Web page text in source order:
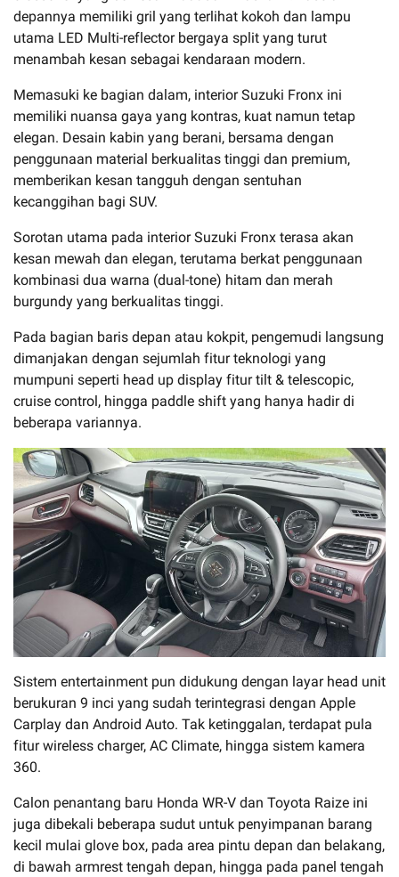
depannya memiliki gril yang terlihat kokoh dan lampu
utama LED Multi-reflector bergaya split yang turut
menambah kesan sebagai kendaraan modern.
Memasuki ke bagian dalam, interior Suzuki Fronx ini
memiliki nuansa gaya yang kontras, kuat namun tetap
elegan. Desain kabin yang berani, bersama dengan
penggunaan material berkualitas tinggi dan premium,
memberikan kesan tangguh dengan sentuhan
kecanggihan bagi SUV.
Sorotan utama pada interior Suzuki Fronx terasa akan
kesan mewah dan elegan, terutama berkat penggunaan
kombinasi dua warna (dual-tone) hitam dan merah
burgundy yang berkualitas tinggi.
Pada bagian baris depan atau kokpit, pengemudi langsung
dimanjakan dengan sejumlah fitur teknologi yang
mumpuni seperti head up display fitur tilt & telescopic,
cruise control, hingga paddle shift yang hanya hadir di
beberapa variannya.
Sistem entertainment pun didukung dengan layar head unit
berukuran 9 inci yang sudah terintegrasi dengan Apple
Carplay dan Android Auto. Tak ketinggalan, terdapat pula
fitur wireless charger, AC Climate, hingga sistem kamera
360.
Calon penantang baru Honda WR-V dan Toyota Raize ini
juga dibekali beberapa sudut untuk penyimpanan barang
kecil mulai glove box, pada area pintu depan dan belakang,
di bawah armrest tengah depan, hingga pada panel tengah